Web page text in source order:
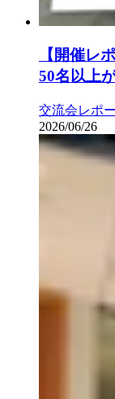
【開催レ
50名以上
交流会レポ
2026/06/26